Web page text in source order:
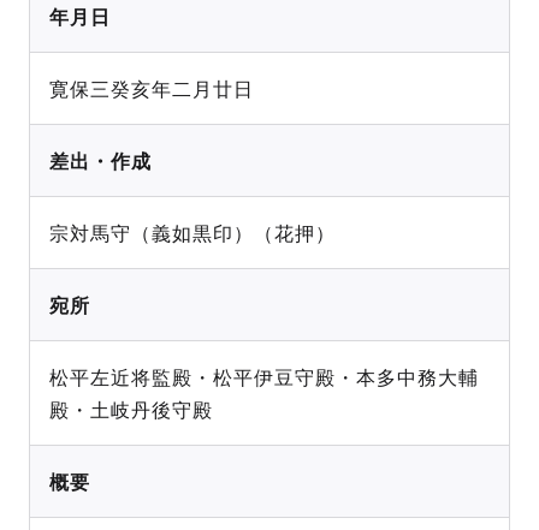
年月日
寛保三癸亥年二月廿日
差出・作成
宗対馬守（義如黒印）（花押）
宛所
松平左近将監殿・松平伊豆守殿・本多中務大輔
殿・土岐丹後守殿
概要